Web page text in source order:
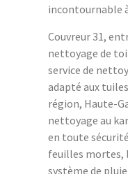
incontournable
Couvreur 31,
nettoyage de
service de
adapté aux
région, Haute-
nettoyage au
en toute
feuilles mortes,
système de